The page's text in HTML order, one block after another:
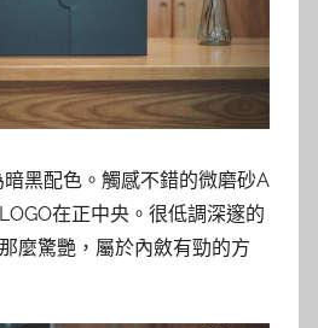
黑配色。觸感不錯的微磨砂A
在正中央。很低調深邃的
麼驚艷，屬於內斂有勁的方